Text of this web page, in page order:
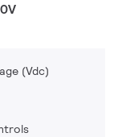
(Vdc)